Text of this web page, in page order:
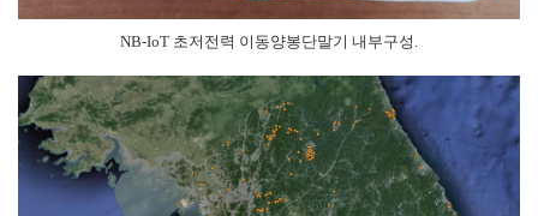
NB-IoT 초저전력 이동양봉단말기 내부구성.